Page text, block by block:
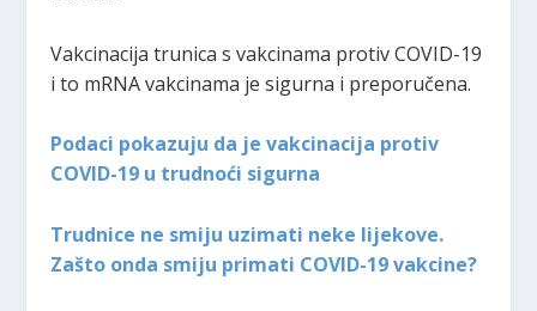
Vakcinacija trunica s vakcinama protiv COVID-19
i to mRNA vakcinama je sigurna i preporučena.
Podaci pokazuju da je vakcinacija protiv
COVID-19 u trudnoći sigurna
Trudnice ne smiju uzimati neke lijekove.
Zašto onda smiju primati COVID-19 vakcine?